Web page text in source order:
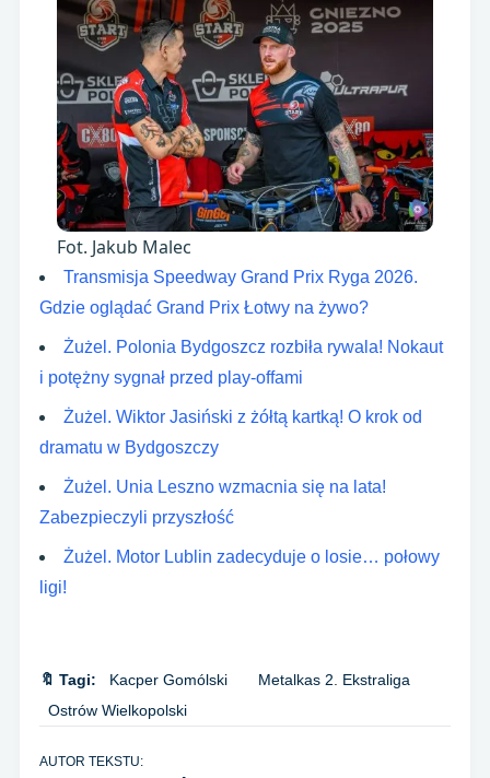
Fot. Jakub Malec
Transmisja Speedway Grand Prix Ryga 2026.
Gdzie oglądać Grand Prix Łotwy na żywo?
Żużel. Polonia Bydgoszcz rozbiła rywala! Nokaut
i potężny sygnał przed play-offami
Żużel. Wiktor Jasiński z żółtą kartką! O krok od
dramatu w Bydgoszczy
Żużel. Unia Leszno wzmacnia się na lata!
Zabezpieczyli przyszłość
Żużel. Motor Lublin zadecyduje o losie… połowy
ligi!
🔖 Tagi: Kacper Gomólski
Metalkas 2. Ekstraliga
Ostrów Wielkopolski
AUTOR TEKSTU: